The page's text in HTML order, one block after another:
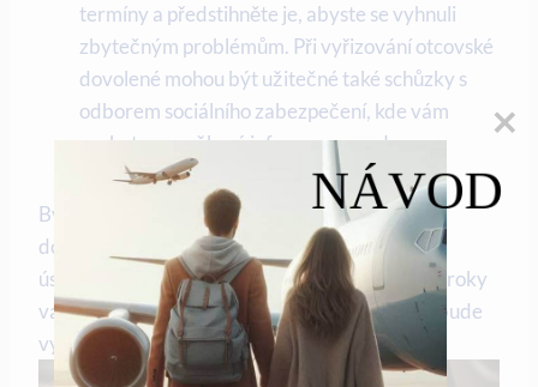
termíny a⁤ předstihněte​ je, ⁢abyste se vyhnuli
zbytečným problémům.⁢ Při vyřizování otcovské
‌dovolené mohou být užitečné také ⁤schůzky ⁣s
odborem sociálního zabezpečení, kde vám
poskytnou veškeré informace a rady.
Být dobře⁤ připravený,‌ mít všechny potřebné‍
dokumenty a‍ sledovat termíny je klíčové pro
úspěšné vyřízení​ otcovské dovolené. S ​těmito kroky
vám dáme ⁤jistotu, ‌že​ vaše otcovská dovolená‍ bude
vyřízena co nejrychleji a bez stresu.
NÁVOD